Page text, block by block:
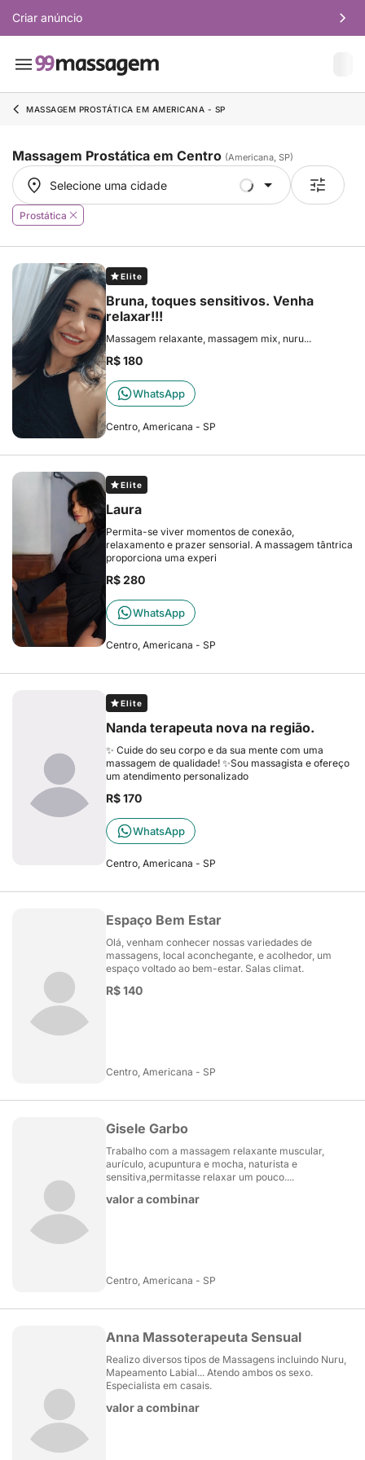
Criar anúncio
MASSAGEM PROSTÁTICA EM AMERICANA - SP
Massagem Prostática em Centro (Americana, SP)
Selecione uma cidade
Selecione uma cidade
Prostática
Elite
Bruna, toques sensitivos. Venha
relaxar!!!
Massagem relaxante, massagem mix, nuru...
R$ 180
WhatsApp
Centro, Americana - SP
Elite
Laura
Permita-se viver momentos de conexão,
relaxamento e prazer sensorial. A massagem tântrica
proporciona uma experi
R$ 280
WhatsApp
Centro, Americana - SP
Elite
Nanda terapeuta nova na região.
✨ Cuide do seu corpo e da sua mente com uma
massagem de qualidade! ✨Sou massagista e ofereço
um atendimento personalizado
R$ 170
WhatsApp
Centro, Americana - SP
Espaço Bem Estar
Olá, venham conhecer nossas variedades de
massagens, local aconchegante, e acolhedor, um
espaço voltado ao bem-estar. Salas climat.
R$ 140
Centro, Americana - SP
Gisele Garbo
Trabalho com a massagem relaxante muscular,
aurículo, acupuntura e mocha, naturista e
sensitiva,permitasse relaxar um pouco....
valor a combinar
Centro, Americana - SP
Anna Massoterapeuta Sensual
Realizo diversos tipos de Massagens incluindo Nuru,
Mapeamento Labial... Atendo ambos os sexo.
Especialista em casais.
valor a combinar